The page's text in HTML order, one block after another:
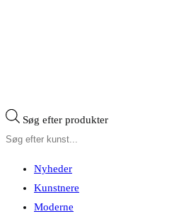
Søg efter produkter
Nyheder
Kunstnere
Moderne